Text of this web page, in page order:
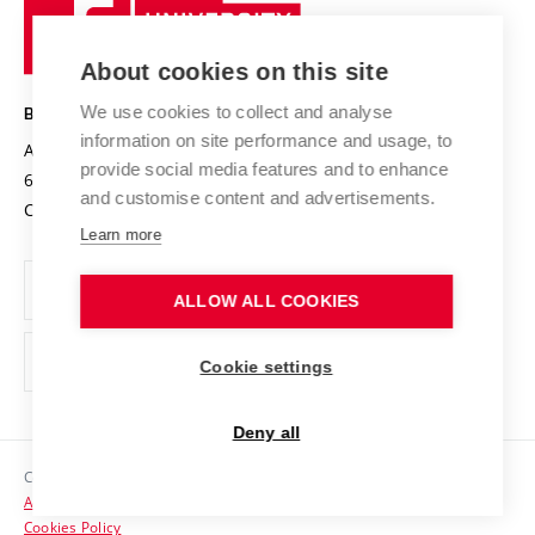
Research infrastructures
Projects
Projects from Structural Funds
Specific University Research
International Agreements
Safe University
Organization Structure
Official notice board
Personal Data Protection
Support and development of employees and students
Contacts
Technology
BRNO UNIVERSITY OF TECHNOLOGY
Antonínská 548/1
602 00 Brno
Czech Republic
www.vut.cz
vut@vutbr.cz
Copyright © 2026 VUT
Accessibility Statement
Cookies Policy
About cookies on this site
We use cookies to collect and analyse
information on site performance and usage, to
provide social media features and to enhance
and customise content and advertisements.
Learn more
ALLOW ALL COOKIES
Cookie settings
Deny all